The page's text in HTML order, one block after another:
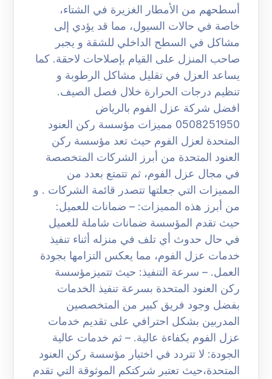
أسطحهم من الأمطار الغزيرة في الشتاء،
خاصة في حالات السيول، مما قد يؤدي إلى
مشاكل في السطح الداخلي للشقة و يجبر
صاحب المنزل على القيام بإصلاحات لاحقة. كما
يساعد العزل في تقليل مشاكل الرطوبة و
تنظيم درجات الحرارة خلال فصل الصيف.
افضل شركة عزل الفوم بالرياض
0508251950 مميزات مؤسسة ركن العنود
المتحدة لعزل الفوم حيث تعد مؤسسة ركن
العنود المتحدة من أبرز الشركات المتخصصة
في مجال عزل الفوم، ثم تتمتع بعدد من
المميزات التي جعلتها تتصدر قائمة الشركات . و
من أبرز هذه المميزات: – ضمانات للعميل:
حيث تقدم المؤسسة ضمانات شاملة للعميل
في حال حدوث أي تلف في منزله أثناء تنفيذ
خدمات عزل الفوم، مما يعكس التزامها بجودة
العمل. – سرعة التنفيذ: حيث تتميزمؤسسة
ركن العنود المتحدة بسرعة تنفيذ الخدمات
بفضل وجود فريق كبير من المتخصصين
المدربين بشكل احترافي على تقديم خدمات
عزل الفوم بكفاءة عالية. – ثم خدمات عالية
الجودة: لا تتردد في اختيار مؤسسة ركن العنود
المتحدة،حيث تعتبر شركتكم الموثوقة التي تقدم